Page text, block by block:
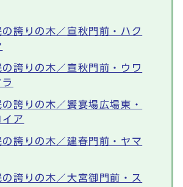
の誇りの木／宣秋門前・ハク
の誇りの木／宣秋門前・ウワ
の誇りの木／饗宴場広場東・
イア
の誇りの木／建春門前・ヤマ
の誇りの木／大宮御門前・ス